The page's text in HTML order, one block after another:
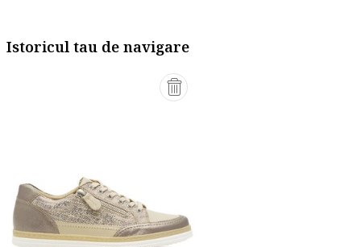
Istoricul tau de navigare